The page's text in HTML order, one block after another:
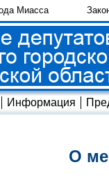
Миасса
Информация
О